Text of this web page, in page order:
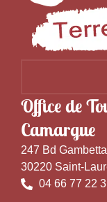
Office de
Camargue
247 Bd
30220 Saint-
04 66 77 22